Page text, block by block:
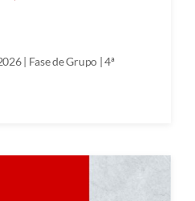
| Fase de Grupo | 4ª